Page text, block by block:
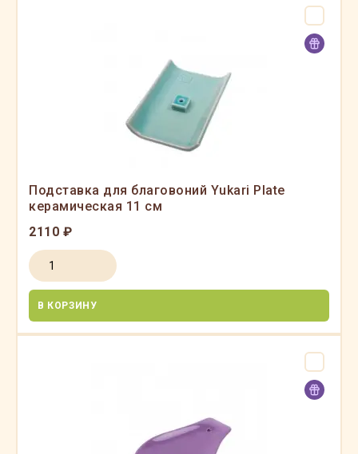
Подставка для благовоний Yukari Plate
керамическая 11 см
2110 ₽
В КОРЗИНУ